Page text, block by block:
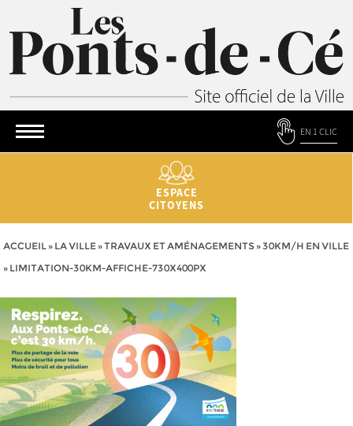
EN 1 CLIC
ESPACE
CITOYENS
ACCUEIL» LA VILLE»TRAVAUX ET AMÉNAGEMENTS» 30KM/H EN VILLE
» LIMITATION-30KM-AFFICHE-730X400PX